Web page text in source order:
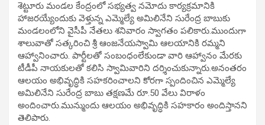
శెట్టూరు మండల కేంద్రంలో సభ్యత్వ నమోదు కార్యక్రమానికి
హాజరయ్యేందుకు వెళ్తున్న ఎమ్మెల్యే అమిలినేని సురేంద్ర బాబుకు
మండలంలోని వైసీపీ నేతలు శనివారం స్వాగతం పలికారు.ముందుగా
శాలువాతో సత్కరించి శ్రీ ఆంజనేయస్వామి ఆలయానికి రమ్మని
ఆహ్వానించారు. పార్టీలతో సంబంధంలేకుండా వారి ఆహ్వానం మేరకు
టీడీపీ నాయకులతో కలిసి స్వామివారిని దర్శించుకున్నారు.అనంతరం
ఆలయం అభివృద్ధికి సహకరించాలని కోరగా స్పందించిన ఎమ్మెల్యే
అమిలినేని సురేంద్ర బాబు తక్షణమే రూ.50 వేలు విరాళం
అందించారు.మున్ముందు ఆలయం అభివృద్ధికి సహకారం అందిస్తానని
తెలిపారు.